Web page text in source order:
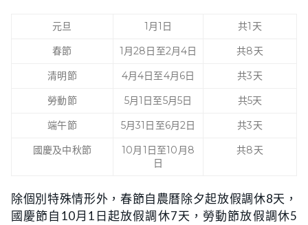
元旦 1月1日
共1天
春節
1月28日至2月4日
共8天
清明節
4月4日至4月6日
共3天
勞動節
5月1日至5月5日
共5天
端午節
5月31日至6月2日
共3天
國慶及中秋節
10月1日至10月8
日
共8天
除個別特殊情形外，春節自農曆除夕起放假調休8天，
國慶節自10月1日起放假調休7天，勞動節放假調休5